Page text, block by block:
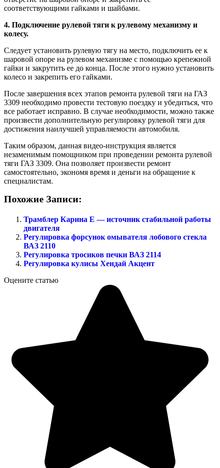
соответствующими гайками и шайбами.
4. Подключение рулевой тяги к рулевому механизму и
колесу.
Следует установить рулевую тягу на место, подключить ее к
шаровой опоре на рулевом механизме с помощью крепежной
гайки и закрутить ее до конца. После этого нужно установить
колесо и закрепить его гайками.
После завершения всех этапов ремонта рулевой тяги на ГАЗ
3309 необходимо провести тестовую поездку и убедиться, что
все работает исправно. В случае необходимости, можно также
произвести дополнительную регулировку рулевой тяги для
достижения наилучшей управляемости автомобиля.
Таким образом, данная видео-инструкция является
незаменимым помощником при проведении ремонта рулевой
тяги ГАЗ 3309. Она позволяет произвести ремонт
самостоятельно, экономя время и деньги на обращение к
специалистам.
Похожие Записи:
Трамблер Карина Е — источник стабильной работы
двигателя
Регулировка форсунок омывателя лобового стекла
ВАЗ 2110
Регулировка тросиков печки ВАЗ 2114
Регулировка кулисы Хендай Акцент
Оцените статью